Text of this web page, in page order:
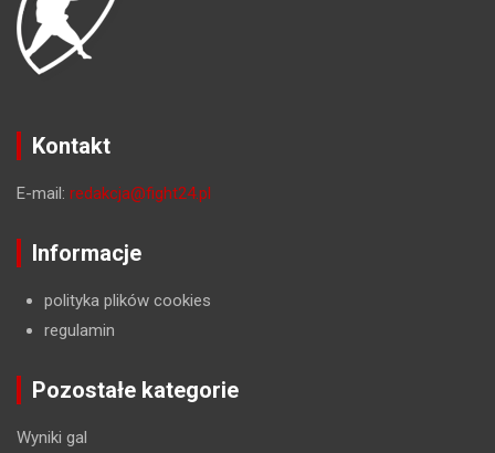
Kontakt
E-mail: redakcja@fight24.pl
Informacje
polityka plików cookies
regulamin
Pozostałe kategorie
Wyniki gal